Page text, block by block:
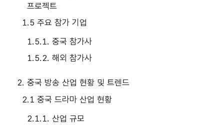
프로젝트
1.5 주요 참가 기업
1.5.1. 중국 참가사
1.5.2. 해외 참가사
2. 중국 방송 산업 현황 및 트렌드
2.1 중국 드라마 산업 현황
2.1.1. 산업 규모